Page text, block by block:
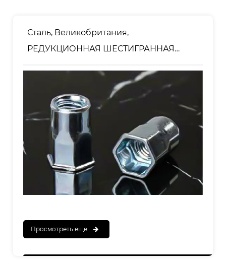
Сталь, Великобритания,
РЕДУКЦИОННАЯ ШЕСТИГРАННАЯ
ШЕСТИГРАННЫЙ КОРПУС, ЗАКЛЕПКА
ГАЙКА открытого типа
Просмотреть еще